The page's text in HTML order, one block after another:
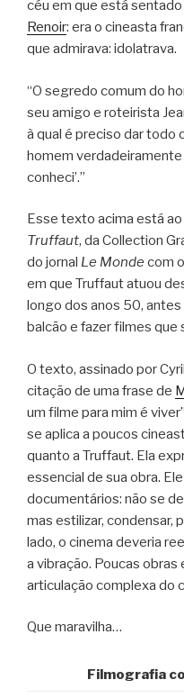
céu em que está
Renoir: era o cineasta
que admirava: idolatrava.
“O segredo comum do
seu amigo e roteirista
à qual é preciso dar todo
homem
conheci’.”
Esse texto acima está ao
Truffaut, da Collection
do jornal Le Monde com
em que Truffaut atuou
longo dos anos 50,
balcão e fazer filmes
O texto, assinado por
citação de uma frase de
um filme para mim é
se aplica a poucos
quanto a Truffaut. Ela
essencial de sua obra.
documentários: não se
mas estilizar, condensar,
lado, o cinema deveria
a vibração. Poucas
articulação complexa do
Que maravilha…
Filmografia